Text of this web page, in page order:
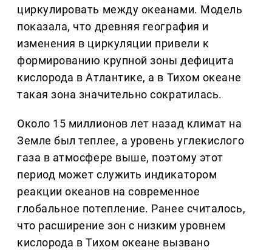
циркулировать между океанами. Модель
показала, что древняя география и
изменения в циркуляции привели к
формированию крупной зоны дефицита
кислорода в Атлантике, а в Тихом океане
такая зона значительно сократилась.
Около 15 миллионов лет назад климат на
Земле был теплее, а уровень углекислого
газа в атмосфере выше, поэтому этот
период может служить индикатором
реакции океанов на современное
глобальное потепление. Ранее считалось,
что расширение зон с низким уровнем
кислорода в Тихом океане вызвано